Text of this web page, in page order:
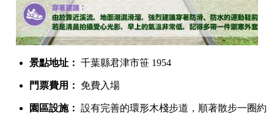
景點地址： 千葉縣君津市笹 1954
門票費用： 免費入場
園區設施： 設有完善的環形木棧步道，順著散步一圈約